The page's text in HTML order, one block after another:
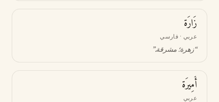
زَارَة
عربي · فارسي
“زهرة؛ مشرقة.”
أَمِيرَة
عربي